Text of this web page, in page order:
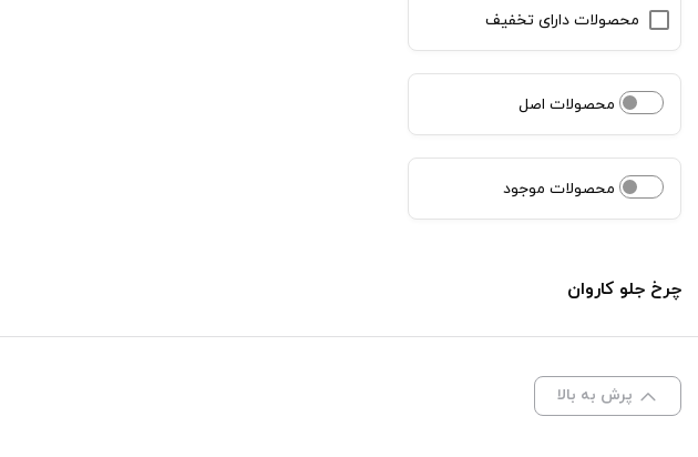
محصولات دارای تخفیف
محصولات اصل
محصولات موجود
چرخ جلو کاروان
پرش به بالا